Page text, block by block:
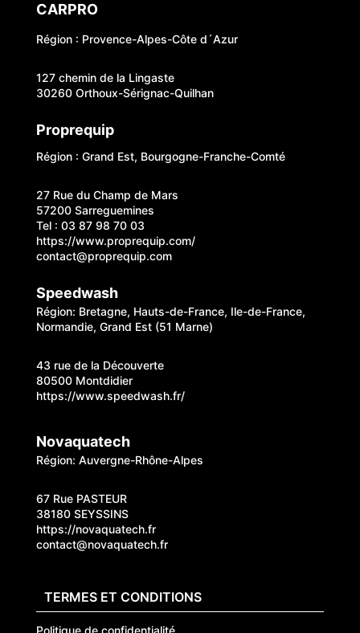
CARPRO
Région : Provence-Alpes-Côte d´Azur
127 chemin de la Lingaste
30260 Orthoux-Sérignac-Quilhan
Proprequip
Région : Grand Est, Bourgogne-Franche-Comté
27 Rue du Champ de Mars
57200 Sarreguemines
Tel : 03 87 98 70 03
https://www.proprequip.com/
contact@proprequip.com
Speedwash
Région: Bretagne, Hauts-de-France, Ile-de-France,
Normandie, Grand Est (51 Marne)
43 rue de la Découverte
80500 Montdidier
https://www.speedwash.fr/
Novaquatech
Région: Auvergne-Rhône-Alpes
67 Rue PASTEUR
38180 SEYSSINS
https://novaquatech.fr
contact@novaquatech.fr
TERMES ET CONDITIONS
Politique de confidentialité